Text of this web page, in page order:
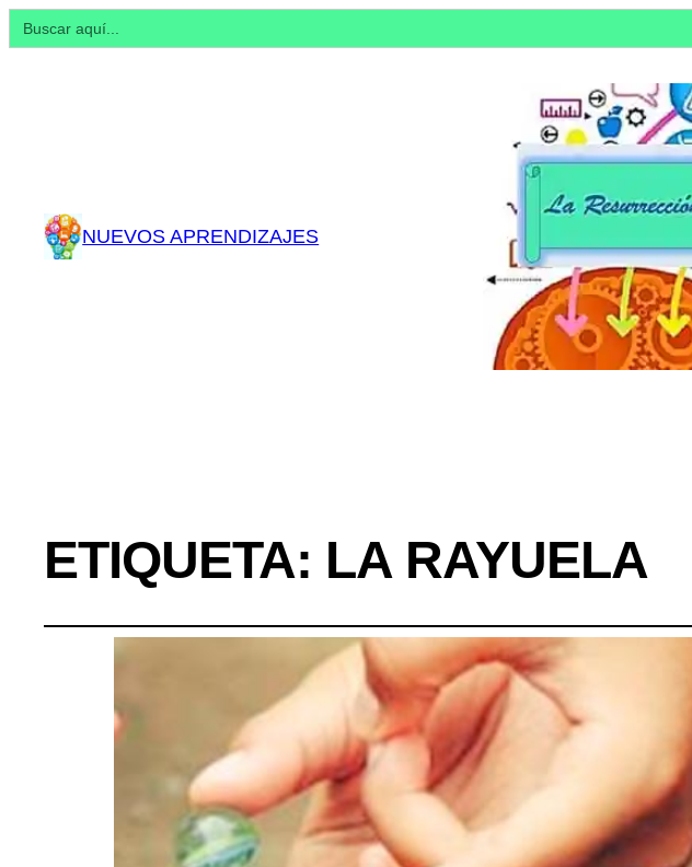
Buscar:
NUEVOS APRENDIZAJES
ETIQUETA: LA RAYUELA